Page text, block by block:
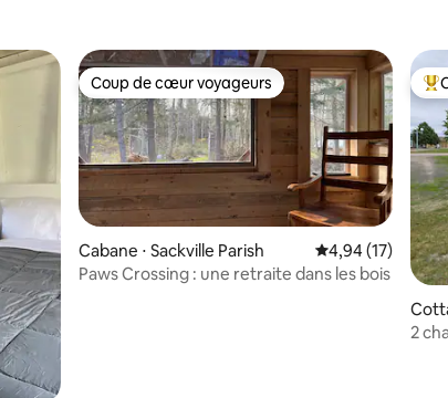
: 5 sur 5
Coup de cœur voyageurs
Coup de cœur voyageurs
Cabane ⋅ Sackville Parish Évaluation
4,94 (17)
Paws Crossing : une retraite dans les bois
2